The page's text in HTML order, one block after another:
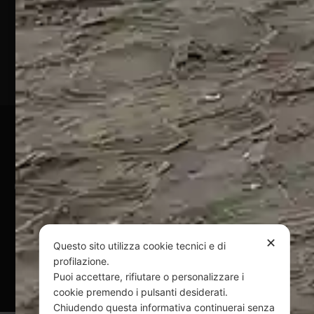
Marina
(TE)
P.Iva
01828920676
Pagamenti Sicuri
@ Copyright 2024 Webpesca è un brand Intent di Federico
Andrenacci P.Iva 01917920678
Via G. Galilei n. 2 – 64018 Tortoreto TE | REA TE-168019 |
Mail:
federicoandrenacci@pec.it
Questo sito è protetto da Google reCAPTCHA
v3,
Privacy Policy eTerms of Service
✕
Questo sito utilizza cookie tecnici e di
profilazione.
Puoi accettare, rifiutare o personalizzare i
cookie premendo i pulsanti desiderati.
Chiudendo questa informativa continuerai senza